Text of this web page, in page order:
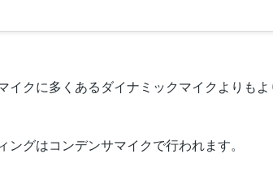
イクに多くあるダイナミックマイクよりもよ
グはコンデンサマイクで行われます。